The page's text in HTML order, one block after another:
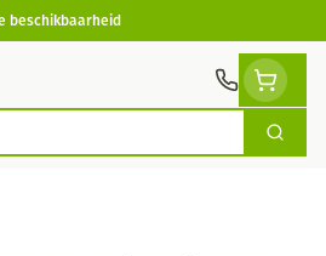
beschikbaarheid
Zoek